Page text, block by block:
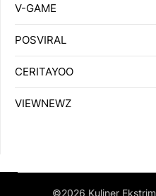
V-GAME
POSVIRAL
CERITAYOO
VIEWNEWZ
©2026 Kuliner Ekstrim